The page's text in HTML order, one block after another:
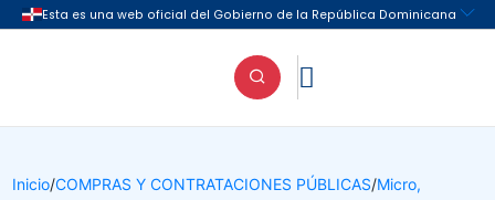

Inicio/COMPRAS Y CONTRATACIONES PÚBLICAS/Micro,